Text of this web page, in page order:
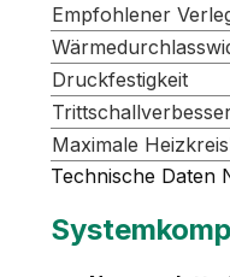
Empfohlener
Druckfestigkeit
Maximale
Technische Daten